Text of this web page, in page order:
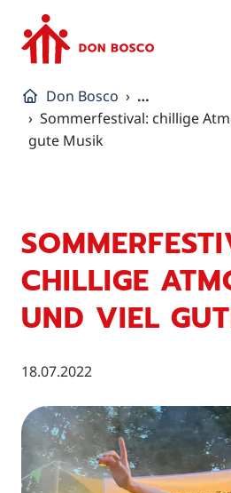
Don Bosco
…
Sommerfestival: chillige
gute Musik
CHILLIGE
UND VIEL
18.07.2022